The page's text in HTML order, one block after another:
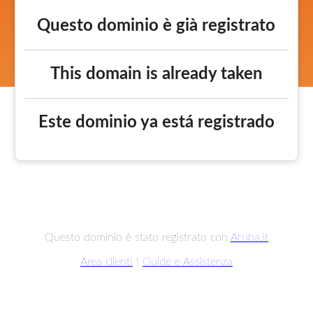
Questo dominio è già registrato
This domain is already taken
Este dominio ya está registrado
Questo dominio è stato registrato con Aruba.it
Area clienti Guide e Assistenza